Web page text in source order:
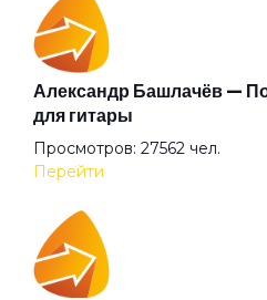
Апокриф
Аригато
Аристократ
Ария Казанского зверя
Александр Башлачёв —
для гитары
Просмотров: 27562 чел.
Перейти